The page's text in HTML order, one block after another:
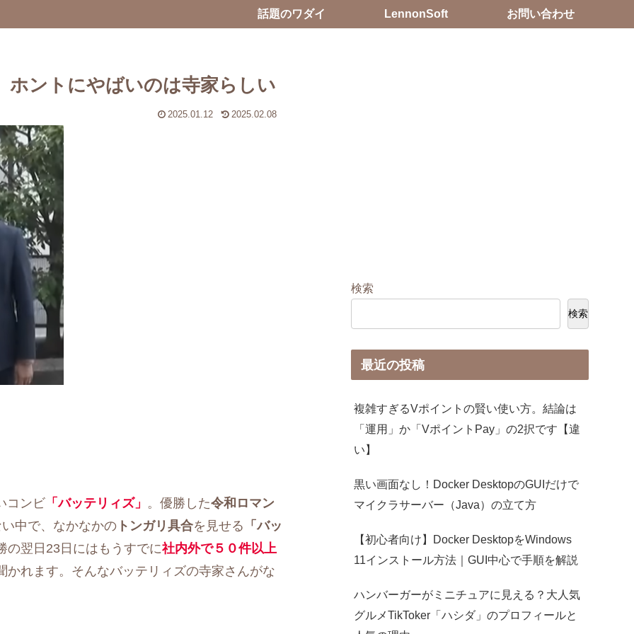
話題のワダイ LennonSoft お問い合わせ
ントにやばいのは寺家らしい
2025.01.12 2025.02.08
コンビ 「バッテリィズ」 。優勝した令和ロマン
中で、なかなかの トンガリ具合を見せる 「バッ
の翌日23日にはもうすでに社内外で５０件以上
かれます。そんなバッテリィズの寺家さんがな
検索
検索
最近の投稿
複雑すぎるVポイントの賢い使い方。結論は
「運用」か「VポイントPay」の2択です【違
い】
黒い画面なし！Docker DesktopのGUIだけで
マイクラサーバー（Java）の立て方
【初心者向け】Docker DesktopをWindows
11インストール方法｜GUI中心で手順を解説
ハンバーガーがミニチュアに見える？大人気
グルメTikToker「ハシダ」のプロフィールと